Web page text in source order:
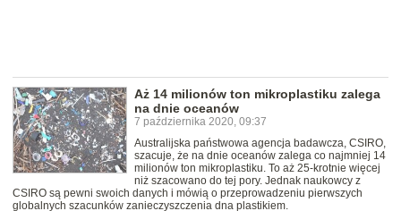
Aż 14 milionów ton mikroplastiku zalega
na dnie oceanów
7 października 2020, 09:37
Australijska państwowa agencja badawcza, CSIRO,
szacuje, że na dnie oceanów zalega co najmniej 14
milionów ton mikroplastiku. To aż 25-krotnie więcej
niż szacowano do tej pory. Jednak naukowcy z
CSIRO są pewni swoich danych i mówią o przeprowadzeniu pierwszych
globalnych szacunków zanieczyszczenia dna plastikiem.